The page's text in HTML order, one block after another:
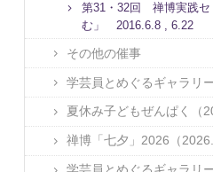
第31・32回 禅博実践
む」 2016.6.8 , 6.22
その他の催事
学芸員とめぐるギャラリ
夏休み子どもぜんぱく（
禅博「七夕」2026（